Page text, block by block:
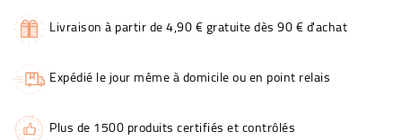
Livraison à partir de 4,90 € gratuite dès 90 € d'achat
Expédié le jour même à domicile ou en point relais
Plus de 1500 produits certifiés et contrôlés